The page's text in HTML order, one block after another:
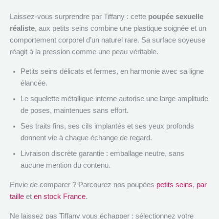
Laissez-vous surprendre par Tiffany : cette poupée sexuelle
réaliste, aux petits seins combine une plastique soignée et un
comportement corporel d’un naturel rare. Sa surface soyeuse
réagit à la pression comme une peau véritable.
Petits seins délicats et fermes, en harmonie avec sa ligne
élancée.
Le squelette métallique interne autorise une large amplitude
de poses, maintenues sans effort.
Ses traits fins, ses cils implantés et ses yeux profonds
donnent vie à chaque échange de regard.
Livraison discrète garantie : emballage neutre, sans
aucune mention du contenu.
Envie de comparer ? Parcourez nos poupées petits seins, par
taille et en stock France.
Ne laissez pas Tiffany vous échapper : sélectionnez votre